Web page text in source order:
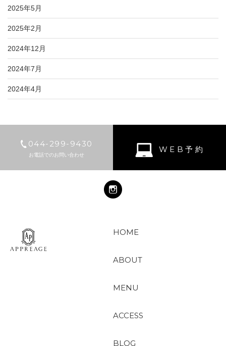
2025年5月
2025年2月
2024年12月
2024年7月
2024年4月
044-299-9430
お電話でのお問い合わせ
WEB予約
HOME
ABOUT
MENU
ACCESS
BLOG